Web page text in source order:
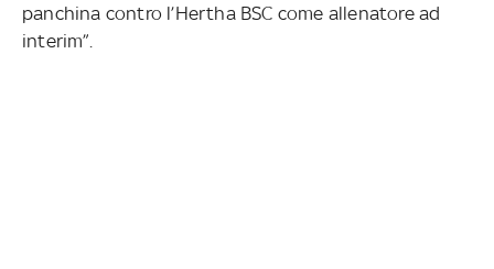
panchina contro l’Hertha BSC come allenatore ad
interim”.